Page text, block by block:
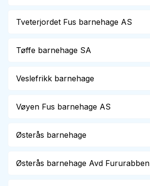
Tveterjordet Fus barnehage AS
Tøffe barnehage SA
Veslefrikk barnehage
Vøyen Fus barnehage AS
Østerås barnehage
Østerås barnehage Avd Fururabben